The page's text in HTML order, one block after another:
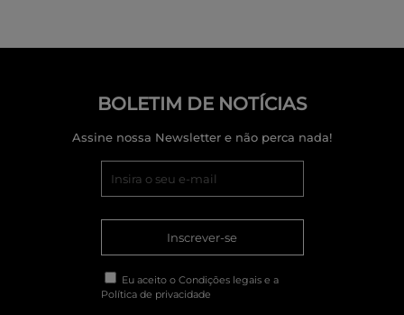
BOLETIM DE NOTÍCIAS
Assine nossa Newsletter e não perca nada!
Inscrever-se
Eu aceito o Condições legais e a
Política de privacidade